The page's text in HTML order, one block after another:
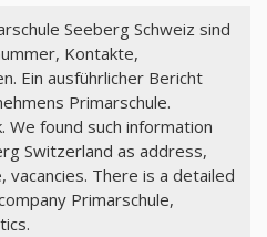
Seeberg Schweiz sind
Kontakte,
Ein ausführlicher Bericht
Primarschule.
found such information
Switzerland as address,
There is a detailed
Primarschule,